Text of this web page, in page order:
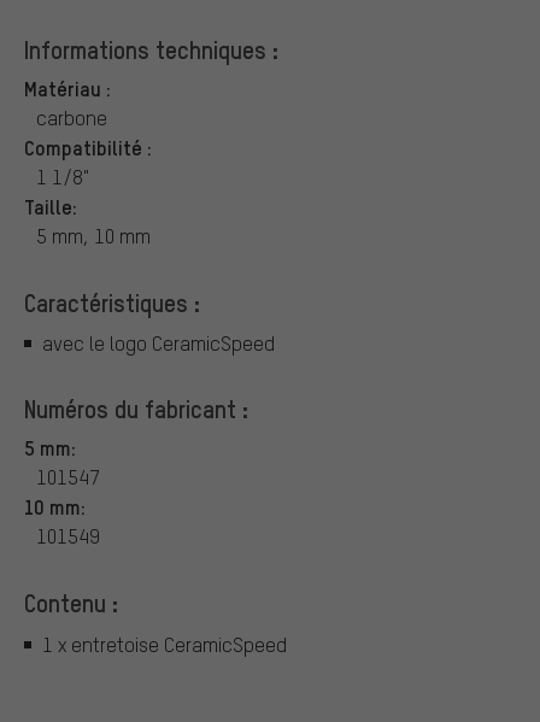
Informations techniques :
Matériau :
carbone
Compatibilité :
1 1/8"
Taille:
5 mm, 10 mm
Caractéristiques :
avec le logo CeramicSpeed
Numéros du fabricant :
5 mm:
101547
10 mm:
101549
Contenu :
1 x entretoise CeramicSpeed